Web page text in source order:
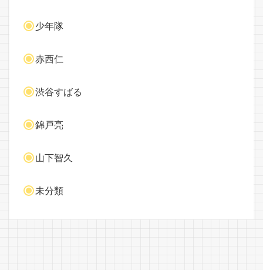
少年隊
赤西仁
渋谷すばる
錦戸亮
山下智久
未分類